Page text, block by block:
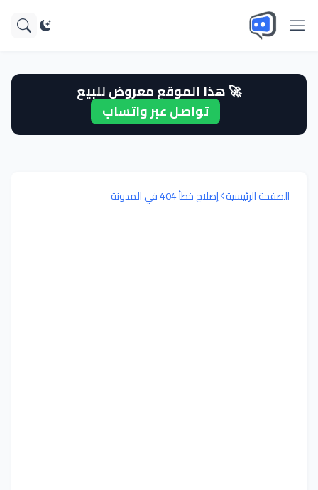
🚀 هذا الموقع معروض للبيع
تواصل عبر واتساب
الصفحة الرئيسية إصلاح خطأ 404 في المدونة